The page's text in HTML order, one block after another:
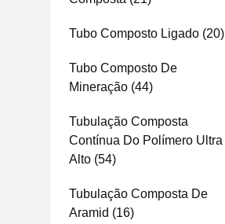
Tubo Composto Ligado (20)
Tubo Composto De
Mineração (44)
Tubulação Composta
Contínua Do Polímero Ultra
Alto (54)
Tubulação Composta De
Aramid (16)